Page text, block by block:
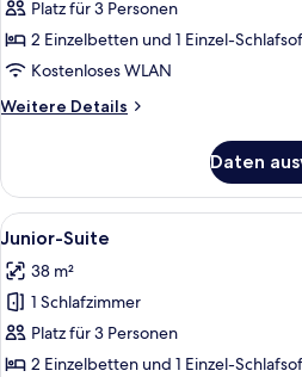
Dreibettzimmer,
Nichtraucher
(West
anzeigen
Platz für 3 Personen
2 Einzelbetten und 1 Einzel-
Kostenloses WLAN
Weitere Details
Weitere
Dreibettzimmer,
Nichtraucher
(West
Daten
Alle
Fotos
für
Junior-
Suite
anzeigen
4
Junior-Suite
38 m²
1 Schlafzimmer
Platz für 3 Personen
2 Einzelbetten und 1 Einzel-